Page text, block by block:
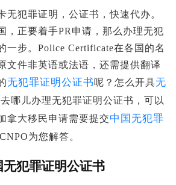
国大陆无犯罪证明及相关公证服务
港到移民的故事
用的出生公证书
无犯罪证明，公证书，快速代办。
，正要着手PR申请，那么办理无犯
一步。Police Certificate在各国的名
文件非英语或法语，还需提供翻译
无犯罪证明公证书呢？怎么开具无
哪儿办理无犯罪证明公证书，可以
拿大移民申请需要提交中国无犯罪
为您解答。
犯罪证明公证书